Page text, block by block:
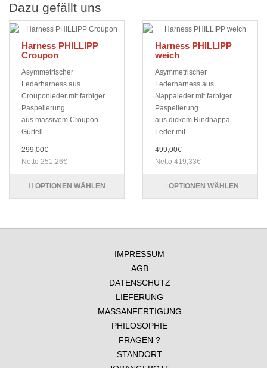
Dazu gefällt uns
Harness PHILLIPP
Croupon
Asymmetrischer
Lederharness aus
Crouponleder mit farbiger
Paspelierung
aus massivem Croupon
Gürtell ...
299,00€
Netto 251,26€
OPTIONEN WÄHLEN
Harness PHILLIPP
weich
Asymmetrischer
Lederharness aus
Nappaleder mit farbiger
Paspelierung
aus dickem Rindnappa-
Leder mit ...
499,00€
Netto 419,33€
OPTIONEN WÄHLEN
IMPRESSUM
AGB
DATENSCHUTZ
LIEFERUNG
MASSANFERTIGUNG
PHILOSOPHIE
FRAGEN ?
STANDORT